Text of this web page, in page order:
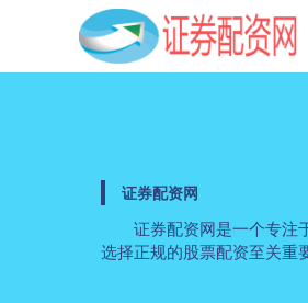
证券配资网
证券配资网是一个专注
选择正规的股票配资至关重